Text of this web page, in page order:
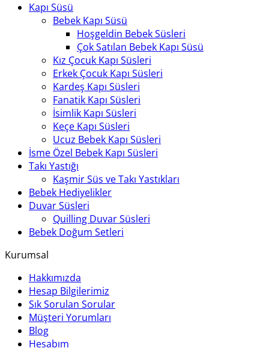
Kapı Süsü
Bebek Kapı Süsü
Hoşgeldin Bebek Süsleri
Çok Satılan Bebek Kapı Süsü
Kız Çocuk Kapı Süsleri
Erkek Çocuk Kapı Süsleri
Kardeş Kapı Süsleri
Fanatik Kapı Süsleri
İsimlik Kapı Süsleri
Keçe Kapı Süsleri
Ucuz Bebek Kapı Süsleri
İsme Özel Bebek Kapı Süsleri
Takı Yastığı
Kaşmir Süs ve Takı Yastıkları
Bebek Hediyelikler
Duvar Süsleri
Quilling Duvar Süsleri
Bebek Doğum Setleri
Kurumsal
Hakkımızda
Hesap Bilgilerimiz
Sık Sorulan Sorular
Müşteri Yorumları
Blog
Hesabım